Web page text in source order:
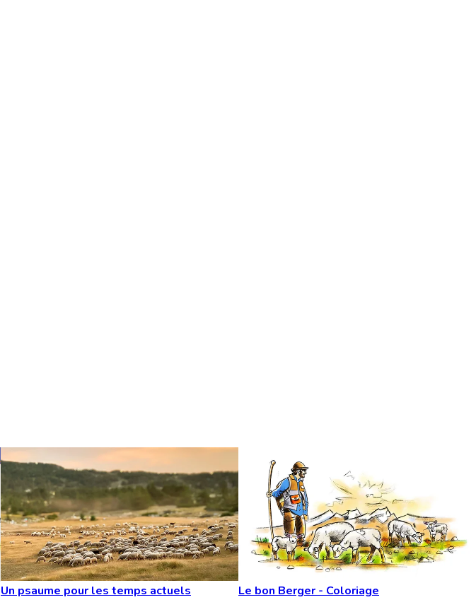
Un psaume pour les temps actuels Le bon Berger - Coloriage